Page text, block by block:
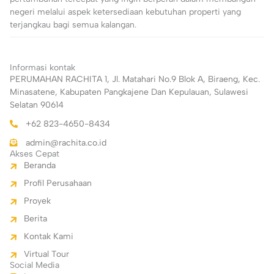
negeri melalui aspek ketersediaan kebutuhan properti yang
terjangkau bagi semua kalangan.
Informasi kontak
PERUMAHAN RACHITA 1, Jl. Matahari No.9 Blok A, Biraeng, Kec.
Minasatene, Kabupaten Pangkajene Dan Kepulauan, Sulawesi
Selatan 90614
+62 823-4650-8434
admin@rachita.co.id
Akses Cepat
Beranda
Profil Perusahaan
Proyek
Berita
Kontak Kami
Virtual Tour
Social Media